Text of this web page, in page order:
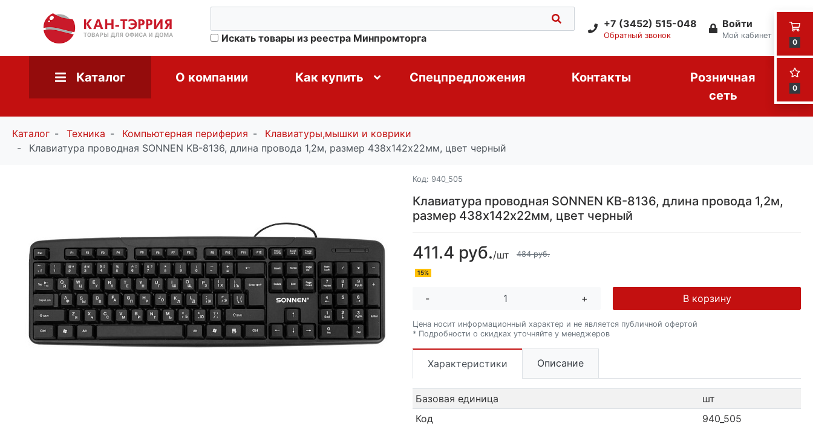
0
0
Искать товары из реестра Минпромторга
+7 (3452) 515-048
Обратный звонок
Войти
Мой кабинет
Каталог О компании Как купить Спецпредложения Контакты
Розничная
сеть
Каталог Техника Компьютерная периферия
Клавиатуры,мышки и коврики
Клавиатура проводная SONNEN KB-8136, длина провода 1,2м, размер 438х142х22мм, цвет черный
Код: 940_505
Клавиатура проводная SONNEN KB-8136, длина провода 1,2м,
размер 438х142х22мм, цвет черный
411.4 руб./шт 484 руб.
15%
- + В корзину
Цена носит информационный характер и не является публичной офертой
* Подробности о скидках уточняйте у менеджеров
Характеристики Описание
Базовая единица
шт
Код
940_505